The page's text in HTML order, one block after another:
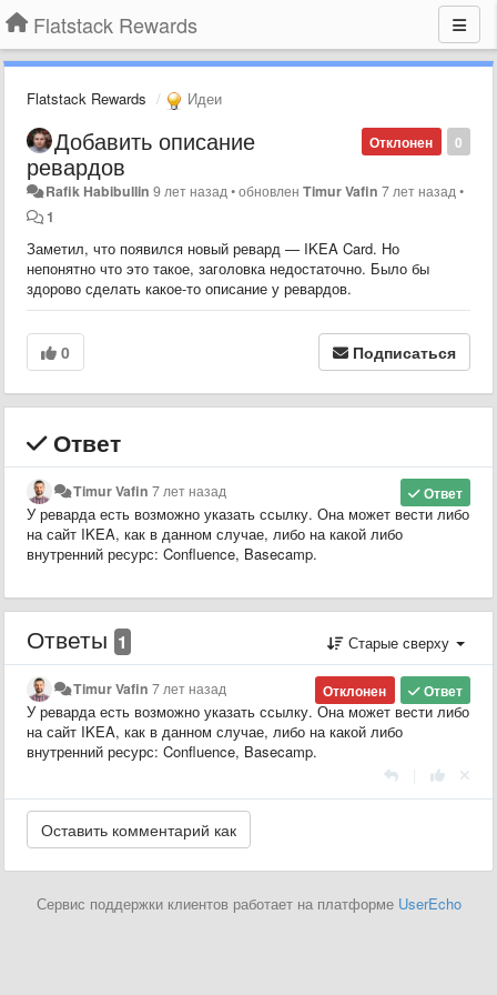
Flatstack Rewards
Flatstack Rewards Идеи
0
Отклонен
Добавить описание
ревардов
Rafik Habibullin 9 лет назад •обновленTimur Vafin 7 лет назад •
1
Заметил, что появился новый ревард — IKEA Card. Но
непонятно что это такое, заголовка недостаточно. Было бы
здорово сделать какое-то описание у ревардов.
0 Подписаться
Ответ
Ответ
Timur Vafin 7 лет назад
У реварда есть возможно указать ссылку. Она может вести либо
на сайт IKEA, как в данном случае, либо на какой либо
внутренний ресурс: Confluence, Basecamp.
Ответы 1 Старые сверху
Ответ
Отклонен
Timur Vafin 7 лет назад
У реварда есть возможно указать ссылку. Она может вести либо
на сайт IKEA, как в данном случае, либо на какой либо
внутренний ресурс: Confluence, Basecamp.
Сервис поддержки клиентов работает на платформе UserEcho